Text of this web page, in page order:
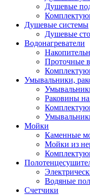
Душевые
Душевые системы
Душевые
Водонагреватели
Проточные
Умывальники,
Раковины
Мойки
Каменные
Мойки из
Водяные
Счетчики